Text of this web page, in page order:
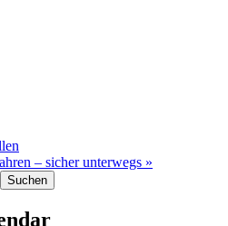
– sicher unterwegs »